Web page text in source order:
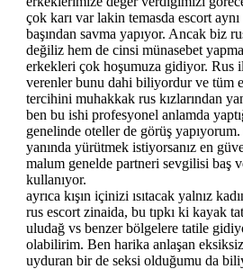
çok karı var lakin temasda escort aynı
başından savma yapıyor. Ancak biz
değiliz hem de cinsi münasebet
erkekleri çok hoşumuza gidiyor. Rus
verenler bunu dahi biliyordur ve tüm
tercihini muhakkak rus kızlarından
ben bu ishi profesyonel anlamda
genelinde oteller de görüş yapıyorum.
yanında yürütmek istiyorsanız en
malum genelde partneri sevgilisi baş
kullanıyor.
ayrıca kışın içinizi ısıtacak yalnız
rus escort zinaida, bu tıpkı ki kayak
uludağ vs benzer bölgelere tatile
olabilirim. Ben harika anlaşan
uyduran bir de seksi olduğumu da